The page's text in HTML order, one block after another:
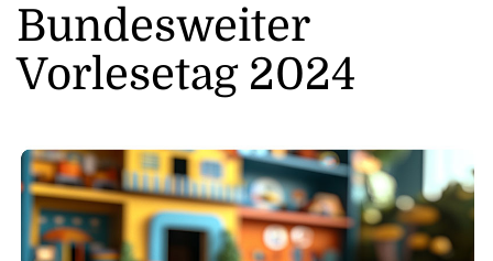
Bundesweiter
Vorlesetag 2024